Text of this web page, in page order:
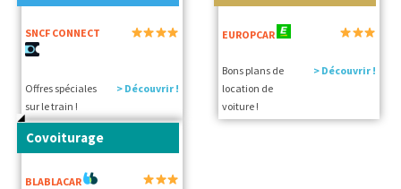
SNCF CONNECT
Offres spéciales
sur le train !
> Découvrir !
EUROPCAR
Bons plans de
location de
voiture !
> Découvrir !
Covoiturage
BLABLACAR